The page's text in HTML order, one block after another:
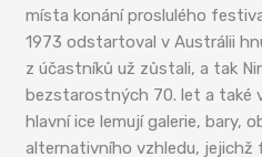
místa konání proslulého
1973 odstartoval v Austrálii
z účastníků už zůstali, a tak
bezstarostných 70. let a také
hlavní ice lemují galerie, bary,
alternativního vzhledu, jejichž